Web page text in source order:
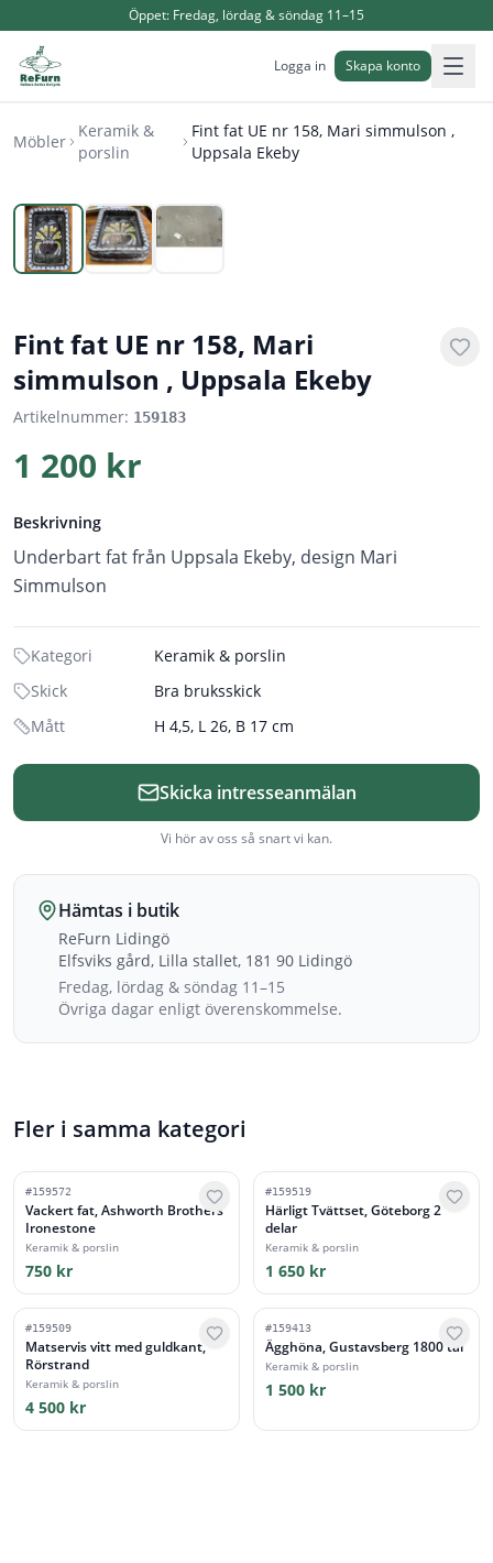
Öppet: Fredag, lördag & söndag 11–15
Logga in Skapa konto
Möbler
Keramik &
porslin
Fint fat UE nr 158, Mari simmulson ,
Uppsala Ekeby
Fint fat UE nr 158, Mari
simmulson , Uppsala Ekeby
Artikelnummer: 159183
1 200 kr
Beskrivning
Underbart fat från Uppsala Ekeby, design Mari
Kategori
Keramik & porslin
Skick
Bra bruksskick
Mått
H 4,5, L 26, B 17 cm
Skicka intresseanmälan
Vi hör av oss så snart vi kan.
Hämtas i butik
ReFurn Lidingö
Elfsviks gård, Lilla stallet, 181 90 Lidingö
Fredag, lördag & söndag 11–15
Övriga dagar enligt överenskommelse.
Fler i samma kategori
#159572
Vackert fat, Ashworth Brothers
Ironestone
Keramik & porslin
750 kr
#159519
Härligt Tvättset, Göteborg 2
delar
Keramik & porslin
1 650 kr
#159509
Matservis vitt med guldkant,
Rörstrand
Keramik & porslin
4 500 kr
#159413
Ägghöna, Gustavsberg 1800 tal
Keramik & porslin
1 500 kr